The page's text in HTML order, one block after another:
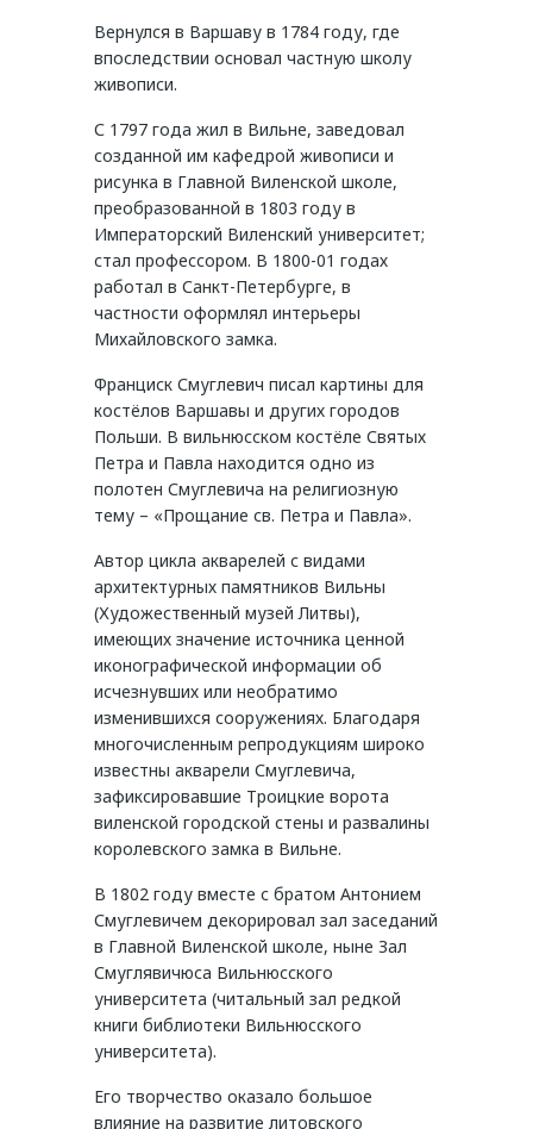
Вернулся в Варшаву в 1784 году, где
впоследствии основал частную школу
живописи.
С 1797 года жил в Вильне, заведовал
созданной им кафедрой живописи и
рисунка в Главной Виленской школе,
преобразованной в 1803 году в
Императорский Виленский университет;
стал профессором. В 1800-01 годах
работал в Санкт-Петербурге, в
частности оформлял интерьеры
Михайловского замка.
Франциск Смуглевич писал картины для
костёлов Варшавы и других городов
Польши. В вильнюсском костёле Святых
Петра и Павла находится одно из
полотен Смуглевича на религиозную
тему – «Прощание св. Петра и Павла».
Автор цикла акварелей с видами
архитектурных памятников Вильны
(Художественный музей Литвы),
имеющих значение источника ценной
иконографической информации об
исчезнувших или необратимо
изменившихся сооружениях. Благодаря
многочисленным репродукциям широко
известны акварели Смуглевича,
зафиксировавшие Троицкие ворота
виленской городской стены и развалины
королевского замка в Вильне.
В 1802 году вместе с братом Антонием
Смуглевичем декорировал зал заседаний
в Главной Виленской школе, ныне Зал
Смуглявичюса Вильнюсского
университета (читальный зал редкой
книги библиотеки Вильнюсского
университета).
Его творчество оказало большое
влияние на развитие литовского